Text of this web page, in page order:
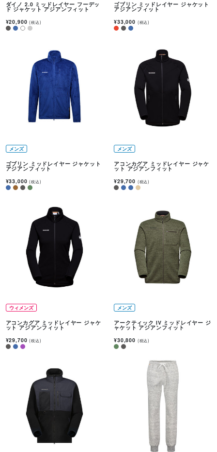
ダイノ 2.0 ミッドレイヤー フーデッ
ド ジャケット アジアンフィット
¥20,900(税込)
ゴブリン ミッドレイヤー ジャケット
アジアンフィット
¥33,000 (税込)
メンズ
ゴブリン ミッドレイヤー ジャケット
アジアンフィット
¥33,000(税込)
メンズ
アコンカグア ミッドレイヤー ジャケ
ット アジアンフィット
¥29,700 (税込)
ウィメンズ
アコンカグア ミッドレイヤー ジャケ
ット アジアンフィット
¥29,700(税込)
メンズ
アークティック IV ミッドレイヤー ジ
ャケット アジアンフィット
¥30,800 (税込)